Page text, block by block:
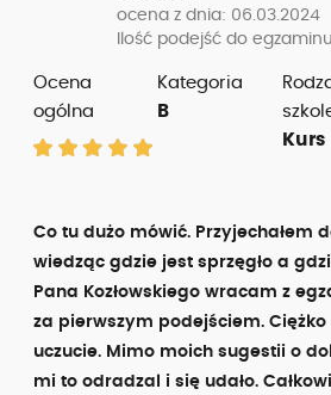
ocena z dnia: 06.03.2024
Ilość podejść do egzaminu:
Ocena
ogólna
Kategoria
B
Kurs
Co tu dużo mówić. Przyjechałem
wiedząc gdzie jest sprzęgło a
Pana Kozłowskiego wracam z
za pierwszym podejściem.
uczucie. Mimo moich sugestii o
mi to odradzal i się udało.